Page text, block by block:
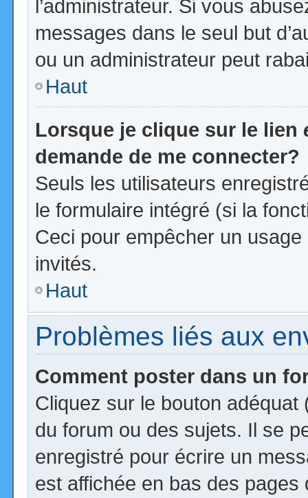
l’administrateur. Si vous
messages dans le seul but
ou un administrateur peut
Haut
Lorsque je clique sur le lien
demande de me connecter?
Seuls les utilisateurs
le formulaire intégré (si la
Ceci pour empêcher un
invités.
Haut
Problèmes liés aux
Comment poster dans un
Cliquez sur le bouton
du forum ou des sujets. Il se
enregistré pour écrire un
est affichée en bas des